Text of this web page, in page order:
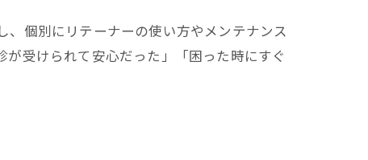
個別にリテーナーの使い方やメンテナンス
受けられて安心だった」「困った時にすぐ